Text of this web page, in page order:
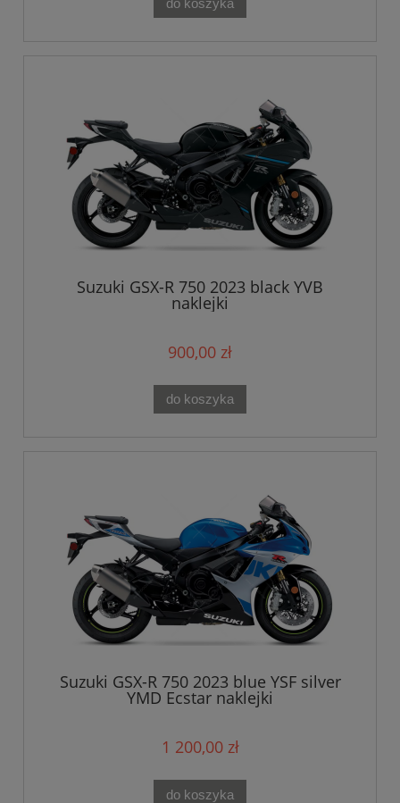
Suzuki GSX-R 750 2023 black YVB
naklejki
900,00 zł
do koszyka
Suzuki GSX-R 750 2023 blue YSF silver
YMD Ecstar naklejki
1 200,00 zł
do koszyka